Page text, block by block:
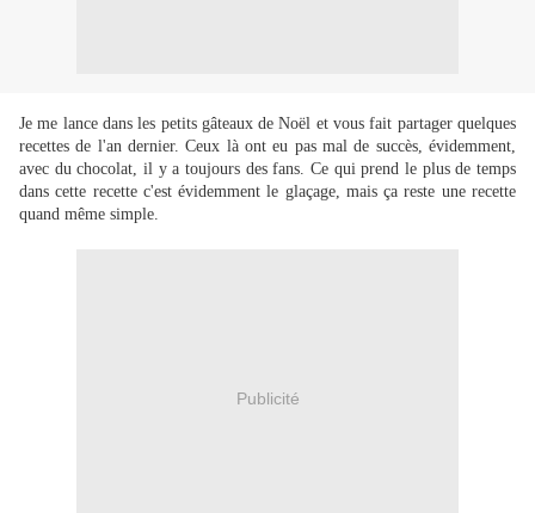
Je me lance dans les petits gâteaux de Noël et vous fait partager quelques
recettes de l'an dernier. Ceux là ont eu pas mal de succès, évidemment,
avec du chocolat, il y a toujours des fans. Ce qui prend le plus de temps
dans cette recette c'est évidemment le glaçage, mais ça reste une recette
quand même simple.
Publicité